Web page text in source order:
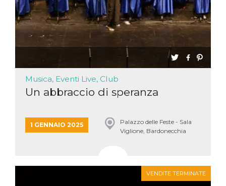
Musica, Eventi Live, Club
Un abbraccio di speranza
1 GENNAIO 2025
Palazzo delle Feste - Sala
Viglione, Bardonecchia
VENDITE TERMINATE